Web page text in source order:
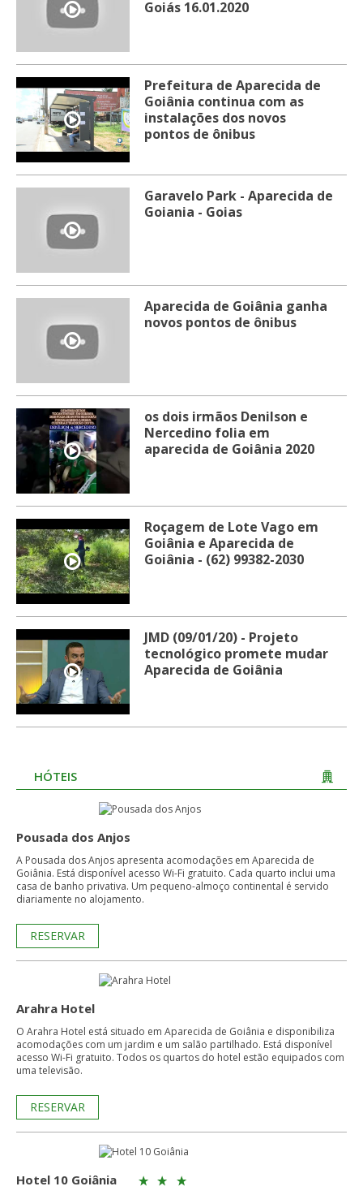
Goiás 16.01.2020
Prefeitura de Aparecida de
Goiânia continua com as
instalações dos novos
pontos de ônibus
Garavelo Park - Aparecida de
Goiania - Goias
Aparecida de Goiânia ganha
novos pontos de ônibus
os dois irmãos Denilson e
Nercedino folia em
aparecida de Goiânia 2020
Roçagem de Lote Vago em
Goiânia e Aparecida de
Goiânia - (62) 99382-2030
JMD (09/01/20) - Projeto
tecnológico promete mudar
Aparecida de Goiânia
HÓTEIS
Pousada dos Anjos
A Pousada dos Anjos apresenta acomodações em Aparecida de
Goiânia. Está disponível acesso Wi-Fi gratuito. Cada quarto inclui uma
casa de banho privativa. Um pequeno-almoço continental é servido
diariamente no alojamento.
RESERVAR
Arahra Hotel
O Arahra Hotel está situado em Aparecida de Goiânia e disponibiliza
acomodações com um jardim e um salão partilhado. Está disponível
acesso Wi-Fi gratuito. Todos os quartos do hotel estão equipados com
uma televisão.
RESERVAR
Hotel 10 Goiânia